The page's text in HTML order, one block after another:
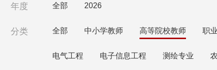
年度 全部 2026
分类 全部 中小学教师 高等院校教师 职
电气工程 电子信息工程 测绘专业